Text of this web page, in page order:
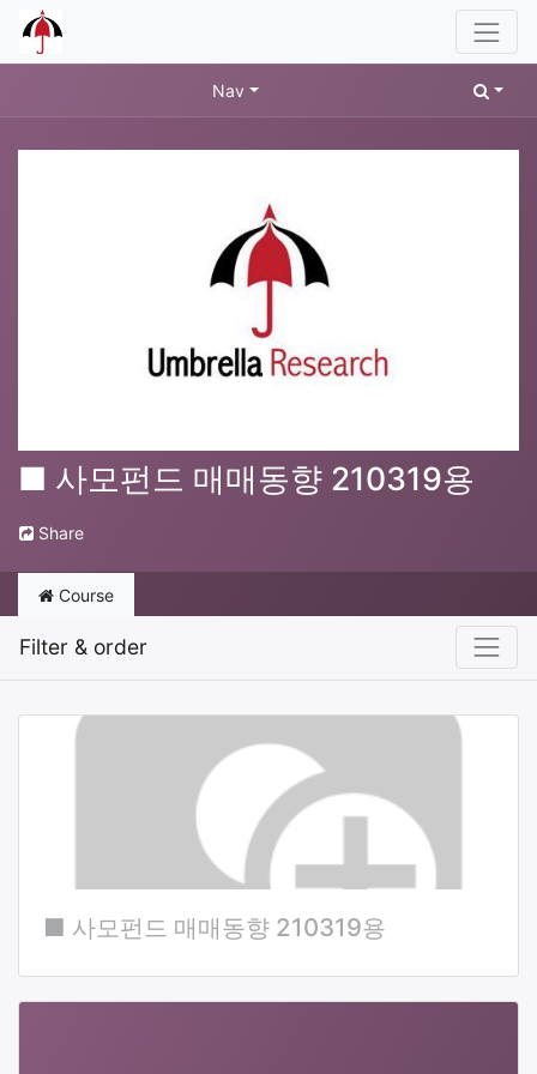
Nav
■ 사모펀드 매매동향 210319용
Share
Course
Filter & order
■ 사모펀드 매매동향 210319용